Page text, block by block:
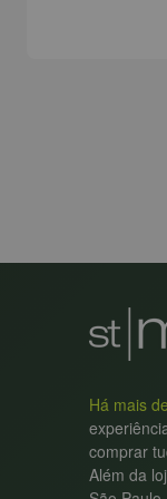
Há mais
comprar
Além da